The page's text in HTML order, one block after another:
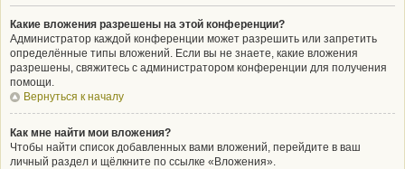
Какие вложения разрешены на этой конференции?
Администратор каждой конференции может разрешить или запретить
определённые типы вложений. Если вы не знаете, какие вложения
разрешены, свяжитесь с администратором конференции для получения
помощи.
Вернуться к началу
Как мне найти мои вложения?
Чтобы найти список добавленных вами вложений, перейдите в ваш
личный раздел и щёлкните по ссылке «Вложения».